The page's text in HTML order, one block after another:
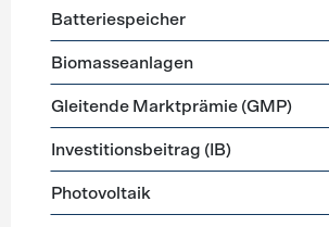
Förderprogramme
Batteriespeicher
Biomasseanlagen
Gleitende Marktprämie (GMP)
Investitionsbeitrag (IB)
Photovoltaik